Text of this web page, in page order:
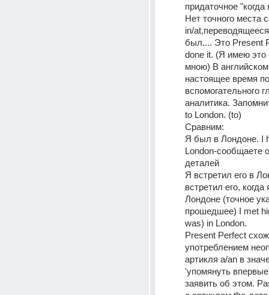
придаточное
Нет точного места
in/
был.... Это Present
done it. (Я имею
мною) В
настоящее время
вспомогательного
аналитика.
to London. (to)
Сравним:
Я был в Лондоне. I
London-cообщаете
деталей
Я встретил его в
встретил его,
Лондоне (точное
прошедшее) I met
was) in London.
Present Perfect
употреблением
артикля a/an в
'упомянуть
заявить об этом.